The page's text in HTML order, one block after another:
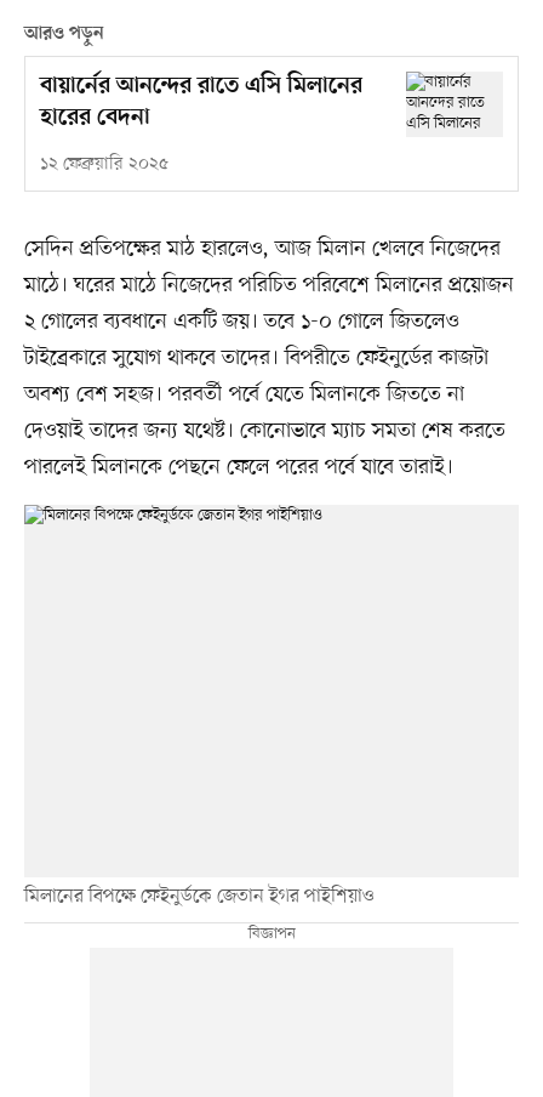
আরও পড়ুন
বায়ার্নের আনন্দের রাতে এসি মিলানের
হারের বেদনা
১২ ফেব্রুয়ারি ২০২৫
সেদিন প্রতিপক্ষের মাঠ হারলেও, আজ মিলান খেলবে নিজেদের
মাঠে। ঘরের মাঠে নিজেদের পরিচিত পরিবেশে মিলানের প্রয়োজন
২ গোলের ব্যবধানে একটি জয়। তবে ১-০ গোলে জিতলেও
টাইব্রেকারে সুযোগ থাকবে তাদের। বিপরীতে ফেইনুর্ডের কাজটা
অবশ্য বেশ সহজ। পরবর্তী পর্বে যেতে মিলানকে জিততে না
দেওয়াই তাদের জন্য যথেষ্ট। কোনোভাবে ম্যাচ সমতা শেষ করতে
পারলেই মিলানকে পেছনে ফেলে পরের পর্বে যাবে তারাই।
মিলানের বিপক্ষে ফেইনুর্ডকে জেতান ইগর পাইশিয়াও